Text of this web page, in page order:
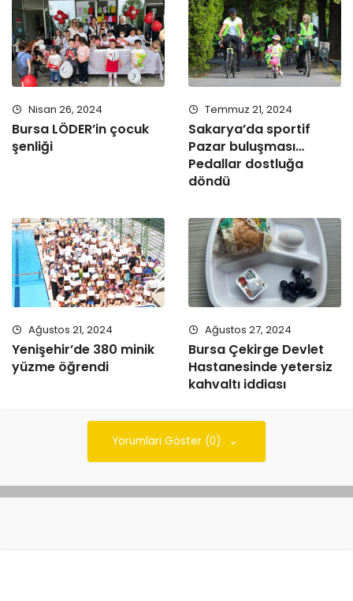
Nisan 26, 2024
Bursa LÖDER’in çocuk
şenliği
Temmuz 21, 2024
Sakarya’da sportif
Pazar buluşması…
Pedallar dostluğa
döndü
Ağustos 21, 2024
Yenişehir’de 380 minik
yüzme öğrendi
Ağustos 27, 2024
Bursa Çekirge Devlet
Hastanesinde yetersiz
kahvaltı iddiası
Yorumları Göster (0)